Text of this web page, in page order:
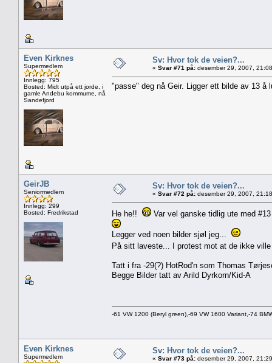
Even Kirknes
Supermedlem
Innlegg: 795
Bosted: Midt utpå ett jorde, i
gamle Andebu kommume, nå
Sandefjord
Sv: Hvor tok de veien?...
« Svar #71 på: desember 29, 2007,
"passe" deg nå Geir. Ligger ett bilde av 13 å
GeirJB
Seniormedlem
Innlegg: 299
Bosted: Fredrikstad
Sv: Hvor tok de veien?...
« Svar #72 på: desember 29, 2007,
He he!! Var vel ganske tidlig ute med
Legger ved noen bilder sjøl jeg...
På sitt laveste... I protest mot at de ikke
Tatt i fra -29(?) HotRod'n som Thomas
Begge Bilder tatt av Arild Dyrkorn/Kid-A
-61 VW 1200 (Beryl green),-69 VW 1600 Variant,-74
Even Kirknes
Supermedlem
Sv: Hvor tok de veien?...
« Svar #73 på: desember 29, 2007,